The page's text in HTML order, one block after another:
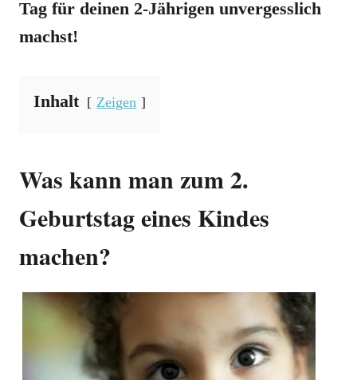
Tag für deinen 2-Jährigen unvergesslich
machst!
Inhalt Zeigen
Was kann man zum 2.
Geburtstag eines Kindes
machen?